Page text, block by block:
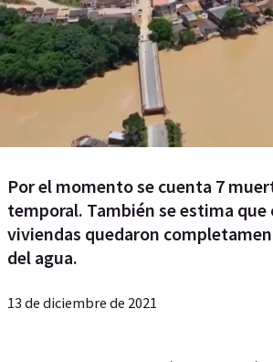
Por el momento se cuenta 7
temporal. También se estima que
viviendas quedaron
del agua.
13 de diciembre de 2021